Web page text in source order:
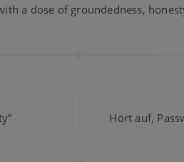
a dose of groundedness,
Hört auf,